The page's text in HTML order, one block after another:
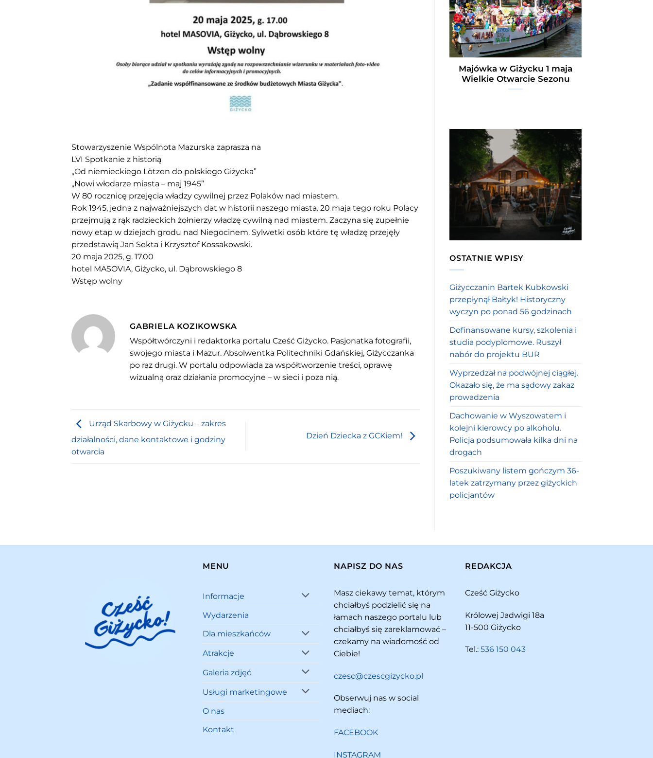
Stowarzyszenie Wspólnota Mazurska zaprasza na
LVI Spotkanie z historią
„Od niemieckiego Lötzen do polskiego Giżycka”
„Nowi włodarze miasta – maj 1945”
W 80 rocznicę przejęcia władzy cywilnej przez Polaków nad miastem.
Rok 1945, jedna z najważniejszych dat w historii naszego miasta. 20 maja tego roku Polacy
przejmują z rąk radzieckich żołnierzy władzę cywilną nad miastem. Zaczyna się zupełnie
nowy etap w dziejach grodu nad Niegocinem. Sylwetki osób które tę władzę przejęły
przedstawią Jan Sekta i Krzysztof Kossakowski.
20 maja 2025, g. 17.00
hotel MASOVIA, Giżycko, ul. Dąbrowskiego 8
Wstęp wolny
GABRIELA KOZIKOWSKA
Współtwórczyni i redaktorka portalu Cześć Giżycko. Pasjonatka fotografii,
swojego miasta i Mazur. Absolwentka Politechniki Gdańskiej, Giżycczanka
po raz drugi. W portalu odpowiada za współtworzenie treści, oprawę
wizualną oraz działania promocyjne – w sieci i poza nią.
Urząd Skarbowy w Giżycku – zakres
działalności, dane kontaktowe i godziny
otwarcia
Dzień Dziecka z GCKiem!
Majówka w Giżycku 1 maja
Wielkie Otwarcie Sezonu
OSTATNIE WPISY
Giżycczanin Bartek Kubkowski
przepłynął Bałtyk! Historyczny
wyczyn po ponad 56 godzinach
Dofinansowane kursy, szkolenia i
studia podyplomowe. Ruszył
nabór do projektu BUR
Wyprzedzał na podwójnej ciągłej.
Okazało się, że ma sądowy zakaz
prowadzenia
Dachowanie w Wyszowatem i
kolejni kierowcy po alkoholu.
Policja podsumowała kilka dni na
drogach
Poszukiwany listem gończym 36-
latek zatrzymany przez giżyckich
policjantów
MENU
Informacje
Wydarzenia
Dla mieszkańców
Atrakcje
Galeria zdjęć
Usługi marketingowe
O nas
Kontakt
NAPISZ DO NAS
Masz ciekawy temat, którym
chciałbyś podzielić się na
łamach naszego portalu lub
chciałbyś się zareklamować –
czekamy na wiadomość od
Ciebie!
czesc@czescgizycko.pl
Obserwuj nas w social
mediach:
FACEBOOK
INSTAGRAM
REDAKCJA
Cześć Giżycko
Królowej Jadwigi 18a
11-500 Giżycko
Tel.: 536 150 043